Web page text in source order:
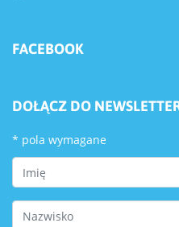
FACEBOOK
DOŁĄCZ DO
* pola wymagane
First Name
Last Name